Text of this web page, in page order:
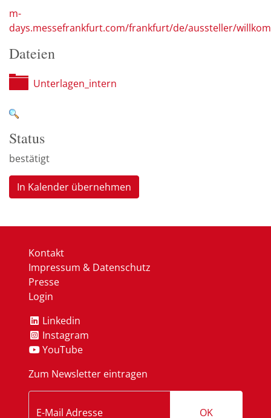
m-
days.messefrankfurt.com/frankfurt/de/aussteller/
Dateien
Unterlagen_intern
Status
bestätigt
In Kalender übernehmen
Kontakt
Impressum & Datenschutz
Presse
Login
Linkedin
Instagram
YouTube
Zum Newsletter eintragen
OK